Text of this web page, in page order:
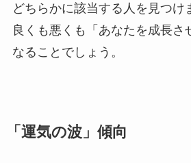
どちらかに該当する人を見つけ
良くも悪くも「あなたを成長さ
なることでしょう。
「運気の波」傾向